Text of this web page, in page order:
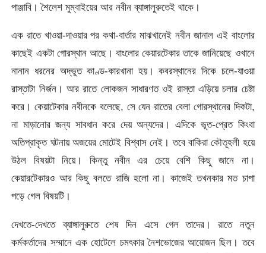
পাঞ্জাবি। শৈলেশ মুম্বাইয়ের আর নবীন ব্যাঙ্গালুরুতেই থাকে।
এক রাতে খাওয়া-দাওয়ার পর কথা-বার্তার মাঝখানেই নবীন জানাল এই বাংলোর
কাছেই একটা গোরস্থান আছে। বাংলোর কেয়ারটেকার তাকে জানিয়েছে ওখানে
নানান ধরনের অদ্ভুত কাণ্ড-কারখানা হয়। কবরস্থানের দিকে চলে-যাওয়া
রাস্তাটা নির্জন। আর রাতে লোকজন সাধারণত ওই রাস্তা এড়িয়ে চলার চেষ্টা
করে। কেয়াটেকার নবীনকে বলেছে, সে যেন রাতের বেলা গোরস্থানের দিকটা,
না মাড়ানোর জন্য সাবধান করে দেয় অন্যদের। এদিকে ভূত-প্রেত কিংবা
অতিপ্রাকৃত ঘটনায় অজয়ের মোটেই বিশ্বাস নেই। তবে বাকিরা কৌতূহলী হয়ে
উঠল বিষয়টা নিয়ে। কিন্তু নবীন এর চেয়ে বেশি কিছু জানে না।
কেয়ারটেকারও আর কিছু বলতে রাজি হলো না। কাজেই তখনকার মত চাপা
পড়ে গেল বিষয়টি।
দেখতে-দেখতে ব্যাঙ্গালুরুতে শেষ দিন এসে গেল তাদের। রাতে নতুন
কর্মকর্তাদের সম্মানে এক হোটেলে চমৎকার নৈশভোজের আয়োজন ছিল। তবে